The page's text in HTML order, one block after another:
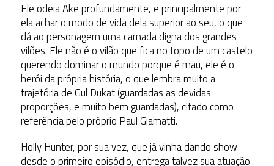
Ele odeia Ake profundamente, e principalmente por
ela achar o modo de vida dela superior ao seu, o que
dá ao personagem uma camada digna dos grandes
vilões. Ele não é o vilão que fica no topo de um castelo
querendo dominar o mundo porque é mau, ele é o
herói da própria história, o que lembra muito a
trajetória de Gul Dukat (guardadas as devidas
proporções, e muito bem guardadas), citado como
referência pelo próprio Paul Giamatti.
Holly Hunter, por sua vez, que já vinha dando show
desde o primeiro episódio, entrega talvez sua atuação